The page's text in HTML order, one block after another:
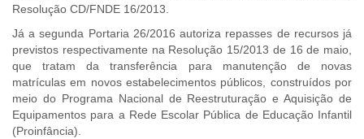
Resolução CD/FNDE 16/2013.
Já a segunda Portaria 26/2016 autoriza repasses de recursos já
previstos respectivamente na Resolução 15/2013 de 16 de maio,
que tratam da transferência para manutenção de novas
matrículas em novos estabelecimentos públicos, construídos por
meio do Programa Nacional de Reestruturação e Aquisição de
Equipamentos para a Rede Escolar Pública de Educação Infantil
(Proinfância).